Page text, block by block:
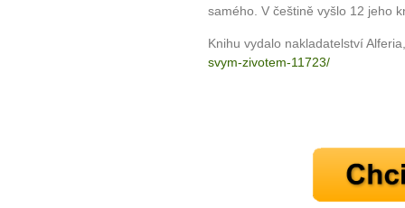
samého. V češtině vyšlo 12 jeho
Knihu vydalo nakladatelství
svym-zivotem-11723/